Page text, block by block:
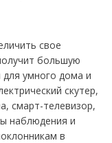
свое
большую
для умного дома и
скутер,
смарт-телевизор,
наблюдения и
в